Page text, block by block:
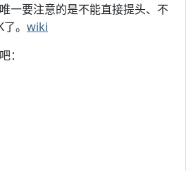
一要注意的是不能直接提头、不
。 wiki
：